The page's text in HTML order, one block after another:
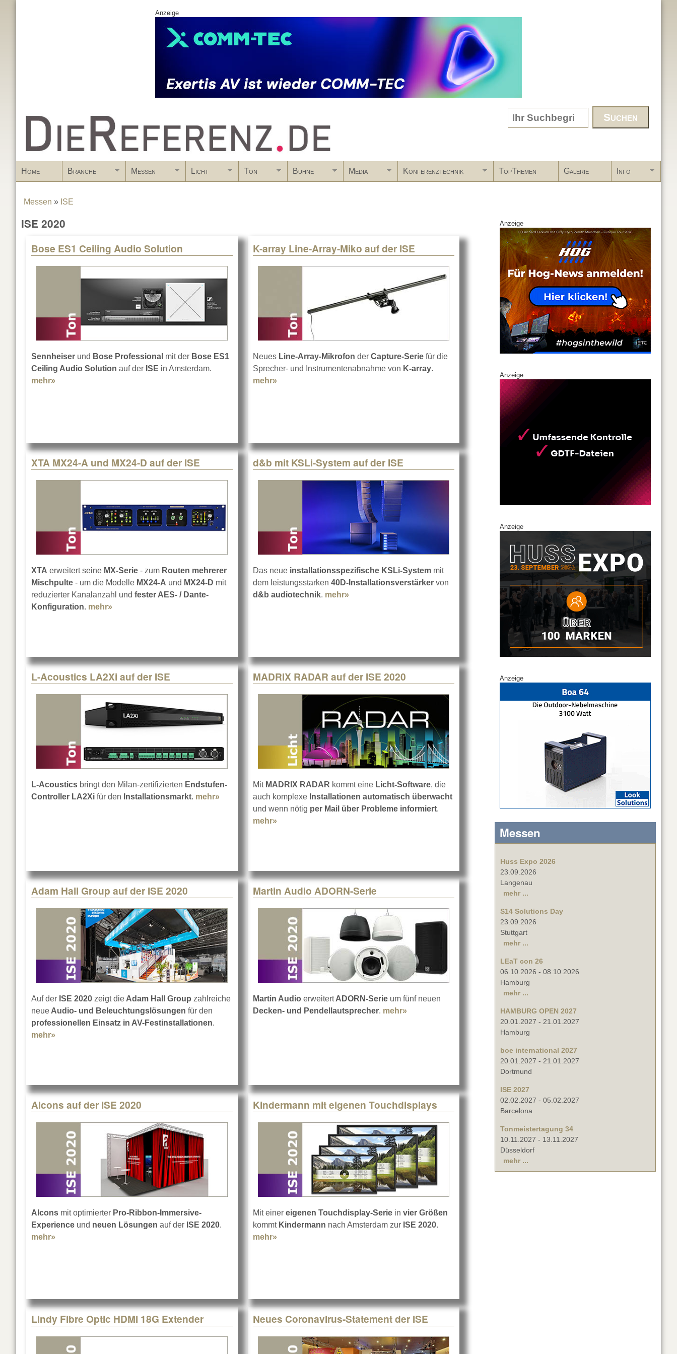
Anzeige
www.DieReferenz.de Search form
Home Branche Messen Licht Ton Bühne Media Konferenztechnik TopThemen Galerie Info
You are here
Messen » ISE
ISE 2020
Bose ES1 Ceiling Audio Solution
Sennheiser und Bose Professional mit der Bose ES1
Ceiling Audio Solution auf der ISE in Amsterdam.
mehr»
K-array Line-Array-Miko auf der ISE
Neues Line-Array-Mikrofon der Capture-Serie für die
Sprecher- und Instrumentenabnahme von K-array.
mehr»
XTA MX24-A und MX24-D auf der ISE
XTA erweitert seine MX-Serie - zum Routen mehrerer
Mischpulte - um die Modelle MX24-A und MX24-D mit
reduzierter Kanalanzahl und fester AES- / Dante-
Konfiguration. mehr»
d&b mit KSLi-System auf der ISE
Das neue installationsspezifische KSLi-System mit
dem leistungsstarken 40D-Installationsverstärker von
d&b audiotechnik. mehr»
L-Acoustics LA2Xi auf der ISE
L-Acoustics bringt den Milan-zertifizierten Endstufen-
Controller LA2Xi für den Installationsmarkt. mehr» about L-Acoustics LA2Xi auf der ISE
MADRIX RADAR auf der ISE 2020
Mit MADRIX RADAR kommt eine Licht-Software, die
auch komplexe Installationen automatisch überwacht
und wenn nötig per Mail über Probleme informiert.
mehr»
Adam Hall Group auf der ISE 2020
Auf der ISE 2020 zeigt die Adam Hall Group zahlreiche
neue Audio- und Beleuchtungslösungen für den
professionellen Einsatz in AV-Festinstallationen.
mehr»
Martin Audio ADORN-Serie
Martin Audio erweitertADORN-Serie um fünf neuen
Decken- und Pendellautsprecher. mehr» about Martin Audio ADORN-Serie
Alcons auf der ISE 2020
Alcons mit optimierter Pro-Ribbon-Immersive-
Experience und neuen Lösungen auf der ISE 2020.
mehr»
Kindermann mit eigenen Touchdisplays
Mit einer eigenen Touchdisplay-Serie in vier Größen
kommt Kindermann nach Amsterdam zur ISE 2020.
mehr»
Lindy Fibre Optic HDMI 18G Extender Neues Coronavirus-Statement der ISE
Pages
Anzeige
Anzeige
Anzeige
Anzeige
Messen
Huss Expo 2026
23.09.2026
Langenau
mehr ...
S14 Solutions Day
23.09.2026
Stuttgart
mehr ...
LEaT con 26
06.10.2026 - 08.10.2026
Hamburg
mehr ...
HAMBURG OPEN 2027
20.01.2027 - 21.01.2027
Hamburg
boe international 2027
20.01.2027 - 21.01.2027
Dortmund
ISE 2027
02.02.2027 - 05.02.2027
Barcelona
Tonmeistertagung 34
10.11.2027 - 13.11.2027
Düsseldorf
mehr ...